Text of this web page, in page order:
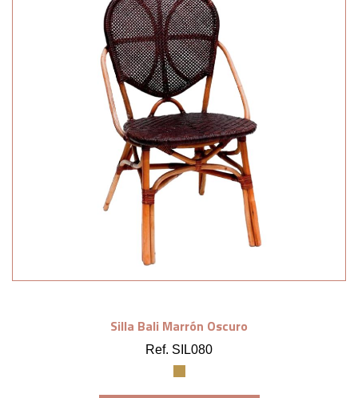
Silla Bali Marrón Oscuro
Ref. SIL080